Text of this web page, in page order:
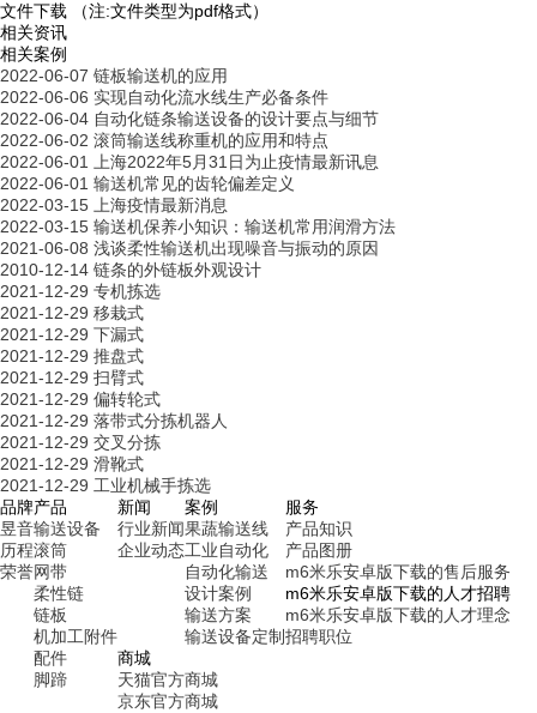
文件下载
（注:文件类型为pdf格式）
相关资讯
相关案例
2022-06-07 链板输送机的应用
2022-06-06 实现自动化流水线生产必备条件
2022-06-04 自动化链条输送设备的设计要点与细节
2022-06-02 滚筒输送线称重机的应用和特点
2022-06-01
上海2022年5月31日为止疫情最新讯息
2022-06-01 输送机常见的齿轮偏差定义
2022-03-15
上海疫情最新消息
2022-03-15 输送机保养小知识：输送机常用润滑方法
2021-06-08 浅谈柔性输送机出现噪音与振动的原因
2010-12-14 链条的外链板外观设计
2021-12-29 专机拣选
2021-12-29 移栽式
2021-12-29 下漏式
2021-12-29 推盘式
2021-12-29 扫臂式
2021-12-29 偏转轮式
2021-12-29 落带式分拣机器人
2021-12-29 交叉分拣
2021-12-29 滑靴式
2021-12-29 工业机械手拣选
品牌
昱音
历程
荣誉
产品
输送设备
滚筒
网带
柔性链
链板
机加工附件
配件
脚蹄
新闻
行业新闻
企业动态
案例
果蔬输送线
工业自动化
自动化输送
设计案例
输送方案
输送设备定制
服务
产品知识
产品图册
m6米乐安卓版下载的售后服务
m6米乐安卓版下载的人才招聘
m6米乐安卓版下载的人才理念
招聘职位
商城
天猫官方商城
京东官方商城